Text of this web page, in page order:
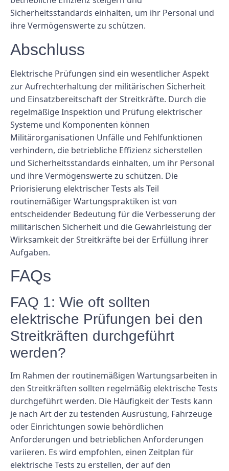
Sicherheitsstandards einhalten, um ihr Personal und
ihre Vermögenswerte zu schützen.
Abschluss
Elektrische Prüfungen sind ein wesentlicher Aspekt
zur Aufrechterhaltung der militärischen Sicherheit
und Einsatzbereitschaft der Streitkräfte. Durch die
regelmäßige Inspektion und Prüfung elektrischer
Systeme und Komponenten können
Militärorganisationen Unfälle und Fehlfunktionen
verhindern, die betriebliche Effizienz sicherstellen
und Sicherheitsstandards einhalten, um ihr Personal
und ihre Vermögenswerte zu schützen. Die
Priorisierung elektrischer Tests als Teil
routinemäßiger Wartungspraktiken ist von
entscheidender Bedeutung für die Verbesserung der
militärischen Sicherheit und die Gewährleistung der
Wirksamkeit der Streitkräfte bei der Erfüllung ihrer
Aufgaben.
FAQs
FAQ 1: Wie oft sollten
elektrische Prüfungen bei den
Streitkräften durchgeführt
werden?
Im Rahmen der routinemäßigen Wartungsarbeiten in
den Streitkräften sollten regelmäßig elektrische Tests
durchgeführt werden. Die Häufigkeit der Tests kann
je nach Art der zu testenden Ausrüstung, Fahrzeuge
oder Einrichtungen sowie behördlichen
Anforderungen und betrieblichen Anforderungen
variieren. Es wird empfohlen, einen Zeitplan für
elektrische Tests zu erstellen, der auf den